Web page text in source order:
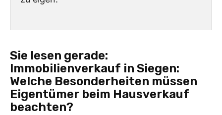
Sie lesen gerade:
Immobilienverkauf in Siegen:
Welche Besonderheiten müssen
Eigentümer beim Hausverkauf
beachten?